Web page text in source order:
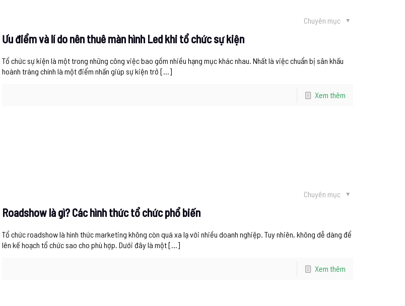
Chuyên mục
Ưu điểm và lí do nên thuê màn hình Led khi tổ chức sự kiện
Tổ chức sự kiện là một trong những công việc bao gồm nhiều hạng mục khác nhau. Nhất là việc chuẩn bị sân khấu
hoành tráng chính là một điểm nhấn giúp sự kiện trở […]
Xem thêm
Chuyên mục
Roadshow là gì? Các hình thức tổ chức phổ biến
Tổ chức roadshow là hình thức marketing không còn quá xa lạ với nhiều doanh nghiệp. Tuy nhiên, không dễ dàng để
lên kế hoạch tổ chức sao cho phù hợp. Dưới đây là một[…]
Xem thêm